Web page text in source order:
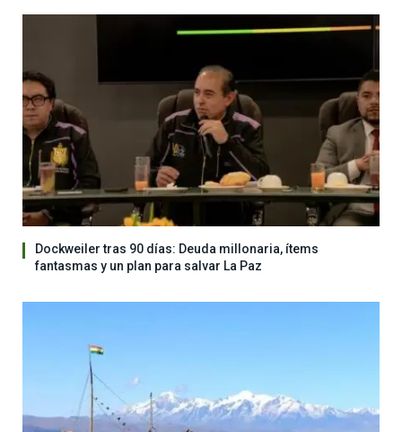
Dockweiler tras 90 días: Deuda millonaria, ítems
fantasmas y un plan para salvar La Paz